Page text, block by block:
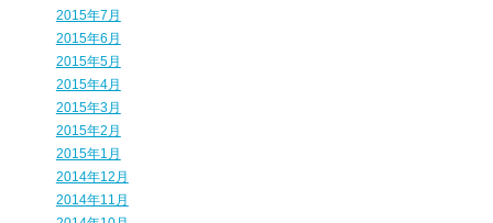
2015年7月
2015年6月
2015年5月
2015年4月
2015年3月
2015年2月
2015年1月
2014年12月
2014年11月